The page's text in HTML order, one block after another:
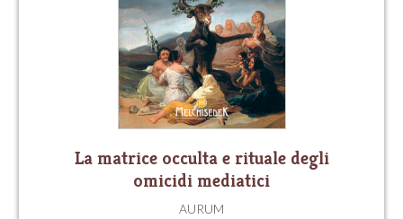
La matrice occulta e rituale degli
omicidi mediatici
AURUM